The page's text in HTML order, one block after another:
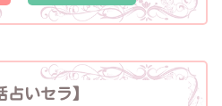
いセラ】